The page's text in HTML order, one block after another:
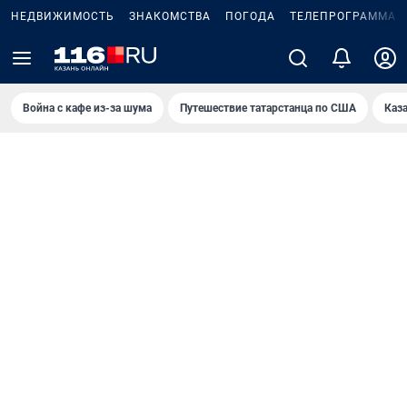
НЕДВИЖИМОСТЬ ЗНАКОМСТВА ПОГОДА ТЕЛЕПРОГРАММА
Война с кафе из-за шума Путешествие татарстанца по США